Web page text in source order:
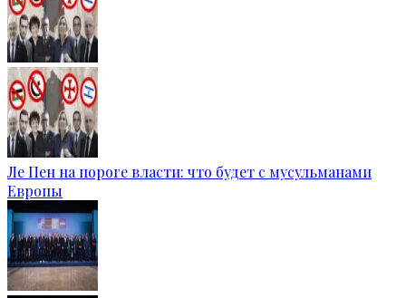
Ле Пен на пороге власти: что будет с мусульманами
Европы